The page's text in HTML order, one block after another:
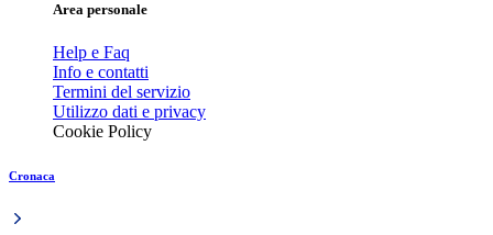
Area personale
Help e Faq
Info e contatti
Termini del servizio
Utilizzo dati e privacy
Cookie Policy
Cronaca